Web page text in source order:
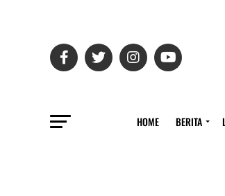
HOME BERITA